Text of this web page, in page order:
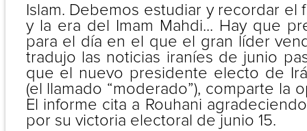
Islam. Debemos estudiar y recordar el
y la era del Imam Mahdi... Hay que
para el día en el que el gran líder
tradujo las noticias iraníes de junio
que el nuevo presidente electo de
(el llamado “moderado”), comparte la
El informe cita a Rouhani
por su victoria electoral de junio 15.